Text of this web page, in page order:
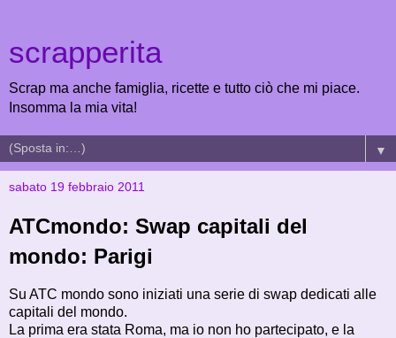
scrapperita
Scrap ma anche famiglia, ricette e tutto ciò che mi piace.
Insomma la mia vita!
▼
sabato 19 febbraio 2011
ATCmondo: Swap capitali del
mondo: Parigi
Su ATC mondo sono iniziati una serie di swap dedicati alle
capitali del mondo.
La prima era stata Roma, ma io non ho partecipato, e la